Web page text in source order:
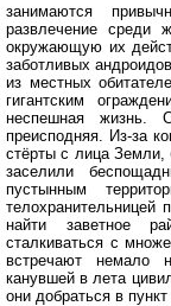
занимаются
развлечение среди
окружающую их
заботливых
из местных
гигантским
неспешная жизнь.
преисподняя. Из-за
стёрты с лица Земли,
заселили
пустынным
телохранительницей
найти заветное
сталкиваться с
встречают немало
канувшей в лета
они добраться в пункт